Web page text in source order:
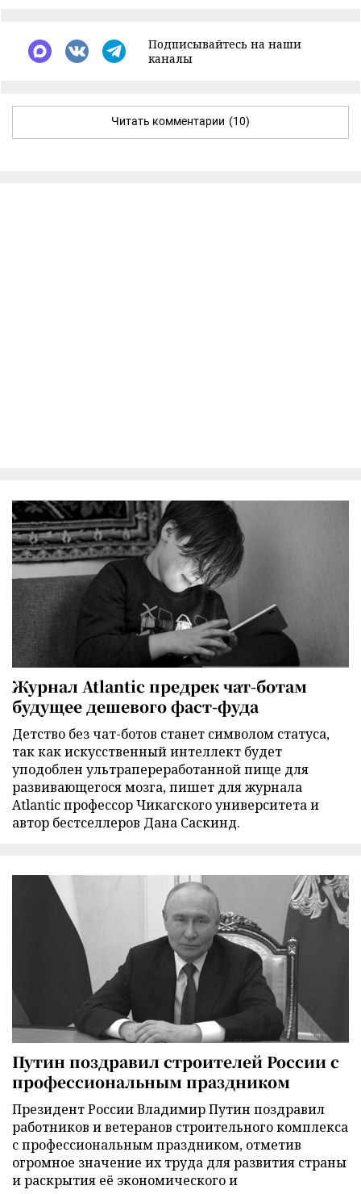
Подписывайтесь на наши
каналы
Читать комментарии (10)
Журнал Atlantic предрек чат-ботам
будущее дешевого фаст-фуда
Детство без чат-ботов станет символом статуса,
так как искусственный интеллект будет
уподоблен ультрапереработанной пище для
развивающегося мозга, пишет для журнала
Atlantic профессор Чикагского университета и
автор бестселлеров Дана Саскинд.
Путин поздравил строителей России с
профессиональным праздником
Президент России Владимир Путин поздравил
работников и ветеранов строительного комплекса
с профессиональным праздником, отметив
огромное значение их труда для развития страны
и раскрытия её экономического и